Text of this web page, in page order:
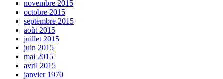
novembre 2015
octobre 2015
septembre 2015
août 2015
juillet 2015
juin 2015
mai 2015
avril 2015
janvier 1970